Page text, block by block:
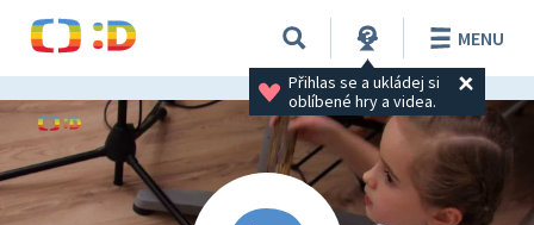
Přihlas se a ukládej si
oblíbené hry a videa.
MENU